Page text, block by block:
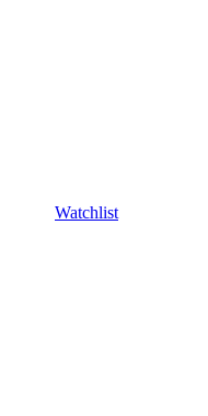
Watchlist